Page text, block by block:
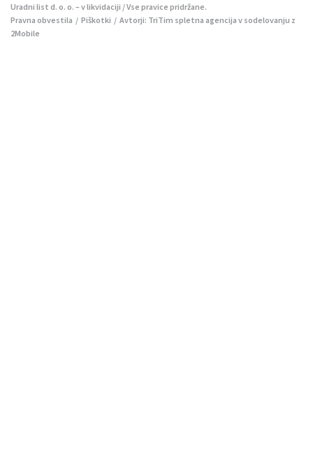
Uradni list d. o. o. – v likvidaciji / Vse pravice pridržane.
Pravna obvestila / Piškotki / Avtorji: TriTim spletna agencija v sodelovanju z
2Mobile